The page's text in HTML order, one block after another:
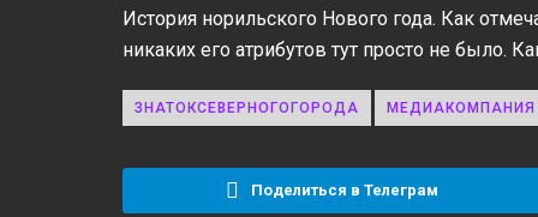
История норильского Нового года. Как
никаких его атрибутов тут просто не было.
ЗНАТОКСЕВЕРНОГОГОРОДА МЕДИАКОМПАНИЯ
Поделиться в Телеграм